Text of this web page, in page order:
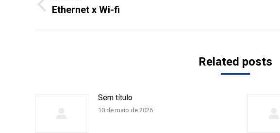
de
Post
Ethernet x Wi-fi
Related posts
Sem título
10 de maio de 2026